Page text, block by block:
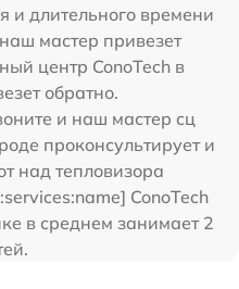
и длительного времени
мастер привезет
центр ConoTech в
обратно.
и наш мастер сц
проконсультирует и
над тепловизора
ConoTech
в среднем занимает 2